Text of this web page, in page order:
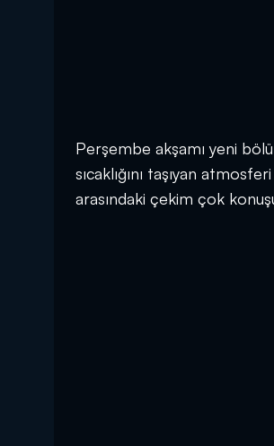
Perşembe akşamı yeni
sıcaklığını taşıyan
arasındaki çekim çok